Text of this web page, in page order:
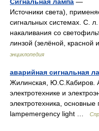
Источники света),
сигнальных системах. С.
накаливания со
линзой (зелёной, красной
энциклопедия
аварийная сигнальная
Жилинская, Ю.С.Кабиров.
электротехнике и
электротехника,
lampemergency light …